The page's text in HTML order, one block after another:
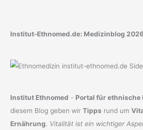
Institut-Ethnomed.de: Medizinblog
Institut Ethnomed - Portal für ethnische
diesem Blog geben wirTipps rund um
Ernährung. Vitalität ist ein wichtiger